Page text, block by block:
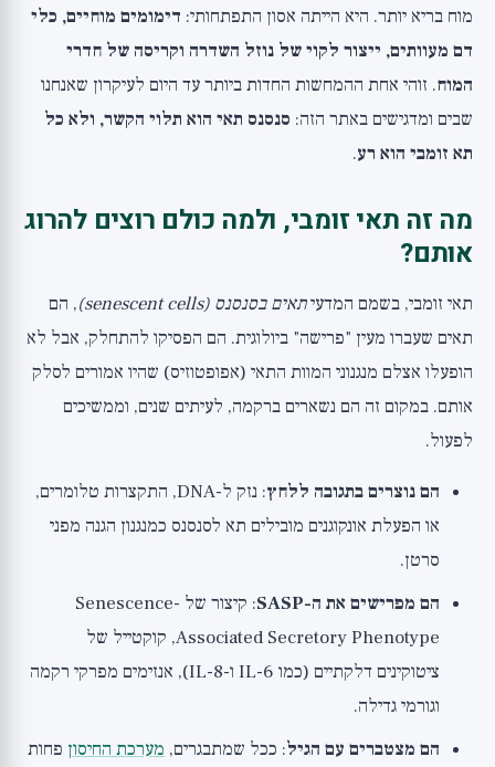
אין כיום תרופה סנוליטית מאושרת לאדם בריא
מה כן לקחת מהמחקר?
הפרספקטיבה הרחבה
מוח בריא יותר. היא הייתה אסון התפתחותי: דימומים מוחיים, כלי
דם מעוותים, ייצור לקוי של נוזל השדרה וקריסה של חדרי
המוח. זוהי אחת ההמחשות החדות ביותר עד היום לעיקרון שאנחנו
שבים ומדגישים באתר הזה: סנסנס תאי הוא תלוי הקשר, ולא כל
תא זומבי הוא רע.
מה זה תאי זומבי, ולמה כולם רוצים להרוג
אותם?
תאי זומבי, בשמם המדעיתאים בסנסנס (senescent cells)
, הם
תאים שעברו מעין "פרישה" ביולוגית. הם הפסיקו להתחלק, אבל לא
הופעלו אצלם מנגנוני המוות התאי (אפופטוזיס) שהיו אמורים לסלק
אותם. במקום זה הם נשארים ברקמה, לעיתים שנים, וממשיכים
לפעול.
הם נוצרים בתגובה ללחץ
: נזק ל-DNA, התקצרות טלומרים,
או הפעלת אונקוגנים מובילים תא לסנסנס כמנגנון הגנה מפני
סרטן.
הם מפרישים את ה-SASP
: קיצור של Senescence-
Associated Secretory Phenotype, קוקטייל של
ציטוקינים דלקתיים (כמו IL-6 ו-IL-8), אנזימים מפרקי רקמה
וגורמי גדילה.
הם מצטברים עם הגיל: ככל שמתבגרים, מערכת החיסון פחות